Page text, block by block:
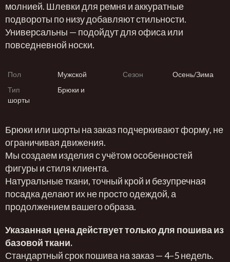
молнией. Шлевки для ремня и аккуратные
подвороты по низу добавляют стильности.
Универсальны — подойдут для офиса или
повседневной носки.
Пол Мужской Сезон
Осень/Зима
Тип
Брюки и
шорты
Брюки или шорты на заказ подчеркивают форму, не
ограничивая движения.
Мы создаем изделия с учётом особенностей
фигуры и стиля клиента.
Натуральные ткани, точный крой и безупречная
посадка делают их не просто одеждой, а
продолжением вашего образа.
Указанная цена действует только для пошива из
базовой ткани.
Стандартный срок пошива на заказ — 4–5 недель.